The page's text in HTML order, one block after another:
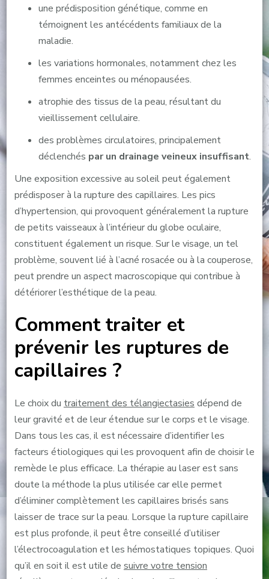
une prédisposition génétique, comme en
témoignent les antécédents familiaux de la
maladie.
les variations hormonales, notamment chez les
femmes enceintes ou ménopausées.
atrophie des tissus de la peau, résultant du
vieillissement cellulaire.
des problèmes circulatoires, principalement
déclenchés par un drainage veineux insuffisant.
Une exposition excessive au soleil peut également
prédisposer à la rupture des capillaires. Les pics
d’hypertension, qui provoquent généralement la rupture
de petits vaisseaux à l’intérieur du globe oculaire,
constituent également un risque. Sur le visage, un tel
problème, souvent lié à l’acné rosacée ou à la couperose,
peut prendre un aspect macroscopique qui contribue à
détériorer l’esthétique de la peau.
Comment traiter et
prévenir les ruptures de
capillaires ?
Le choix du traitement des télangiectasies dépend de
leur gravité et de leur étendue sur le corps et le visage.
Dans tous les cas, il est nécessaire d’identifier les
facteurs étiologiques qui les provoquent afin de choisir le
remède le plus efficace. La thérapie au laser est sans
doute la méthode la plus utilisée car elle permet
d’éliminer complètement les capillaires brisés sans
laisser de trace sur la peau. Lorsque la rupture capillaire
est plus profonde, il peut être conseillé d’utiliser
l’électrocoagulation et les hémostatiques topiques. Quoi
qu’il en soit il est utile de suivre votre tension